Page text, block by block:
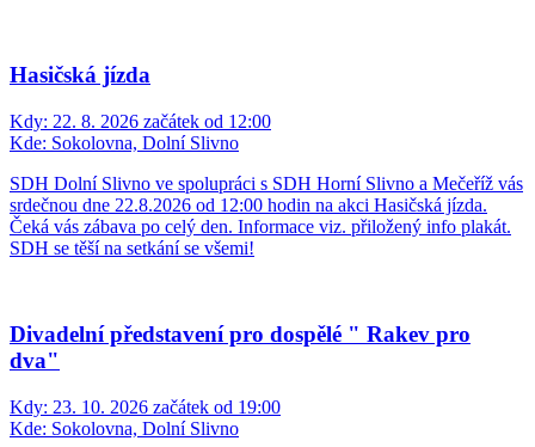
Hasičská jízda
Kdy: 22. 8. 2026 začátek od 12:00
Kde: Sokolovna, Dolní Slivno
SDH Dolní Slivno ve spolupráci s SDH Horní Slivno a Mečeříž vás
srdečnou dne 22.8.2026 od 12:00 hodin na akci Hasičská jízda.
Čeká vás zábava po celý den. Informace viz. přiložený info plakát.
SDH se těší na setkání se všemi!
Divadelní představení pro dospělé " Rakev pro
dva"
Kdy: 23. 10. 2026 začátek od 19:00
Kde: Sokolovna, Dolní Slivno